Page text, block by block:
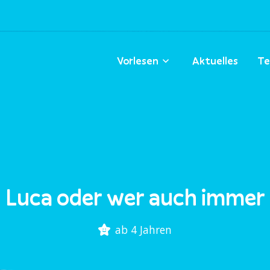
Vorlesen Aktuelles
Luca oder wer auch immer
ab 4 Jahren